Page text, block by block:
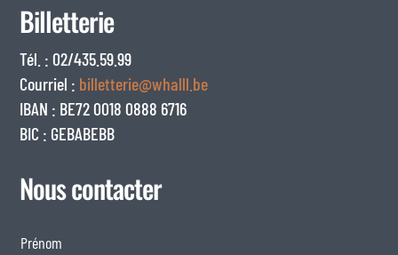
Billetterie
Tél. : 02/435.59.99
Courriel : billetterie@whalll.be
IBAN : BE72 0018 0888 6716
BIC : GEBABEBB
Nous contacter